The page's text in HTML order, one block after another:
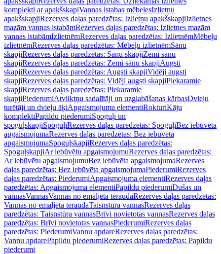
komplekti ar apakšskapiVannas istabas mēbelesIzlietņu
apakšskapjiRezerves daļas paredzētas: Izlietņu apakšskapjiIzlietnes
mazām vannas istabāmRezerves daļas paredzētas: Izlietnes mazām
vannas istabāmIzlietnēmRezerves daļas paredzētas: IzlietnēmMēbeļu
izlietnēmRezerves daļas paredzētas: Mēbeļu izlietnēmSānu
skapjiRezerves daļas paredzētas: Sānu skapjiZemi sānu
skapjiRezerves daļas paredzētas: Zemi sānu skapjiAugsti
skapjiRezerves daļas paredzētas: Augsti skapjiVidēji augsti
skapjiRezerves daļas paredzētas: Vidēji augsti skapjiPiekaramie
skapjiRezerves daļas paredzētas: Piekaramie
skapjiPiederumiAtvilktņu sadalītāji un uzglabāšanas kārbasDvieļu
turētāji un dvieļu āķiApgaismojuma elementiRokturiKāju
komplektiPapildu piederumiSpoguļi un
spoguļskapjiSpoguļiRezerves daļas paredzētas: SpoguļiBez iebūvēta
apgaismojumaRezerves daļas paredzētas: Bez iebūvēta
apgaismojumaSpoguļskapjiRezerves daļas paredzētas:
SpoguļskapjiAr iebūvētu apgaismojumuRezerves daļas paredzētas:
Ar iebūvētu apgaismojumuBez iebūvēta apgaismojumaRezerves
daļas paredzētas: Bez iebūvēta apgaismojumaPiederumiRezerves
daļas paredzētas: PiederumiApgaismojuma elementiRezerves daļas
paredzētas: Apgaismojuma elementiPapildu piederumiDušas un
vannasVannasVannas no emaljēta tēraudaRezerves daļas paredzētas:
Vannas no emaljēta tēraudaTaisnstūra vannasRezerves daļas
paredzētas: Taisnstūra vannasBrīvi novietotas vannasRezerves daļas
paredzētas: Brīvi novietotas vannasPiederumiRezerves daļas
paredzētas: PiederumiVannu apdareRezerves daļas paredzētas:
Vannu apdarePapildu piederumiRezerves daļas paredzētas: Papildu
piederumi